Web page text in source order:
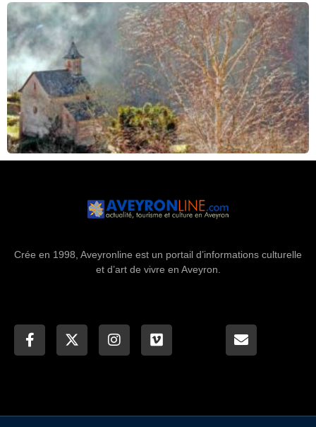
Crée en 1998, Aveyronline est un portail d’informations culturelle
et d’art de vivre en Aveyron.